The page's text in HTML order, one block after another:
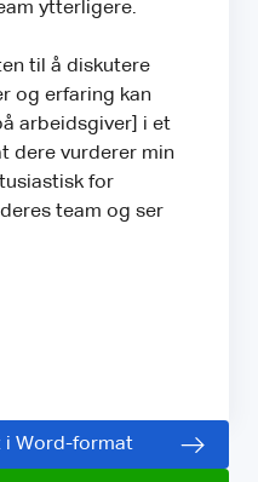
ytterligere.
til å diskutere
og erfaring kan
arbeidsgiver] i et
dere vurderer min
for
team og ser
i Word-format